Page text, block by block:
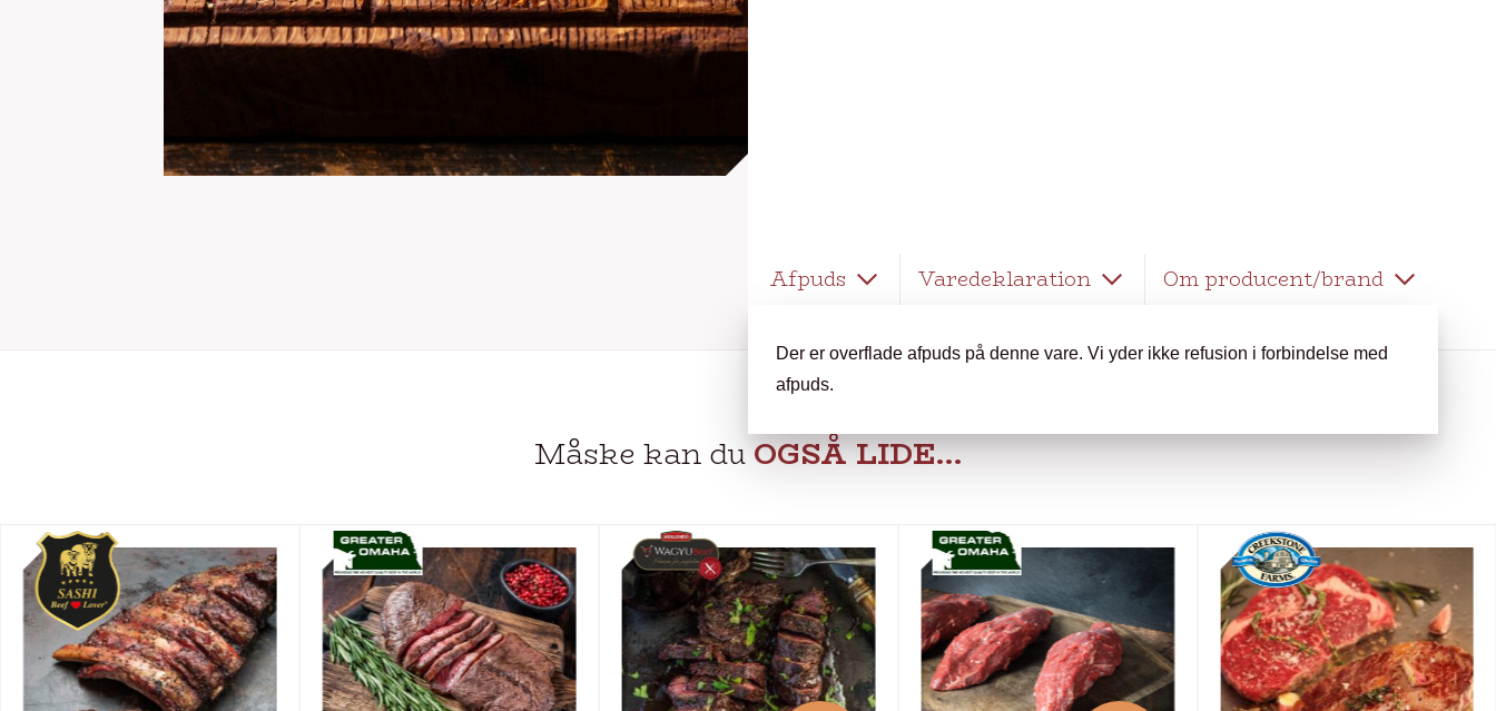
Afpuds Varedeklaration Om producent/brand
Der er overflade afpuds på denne vare. Vi yder ikke refusion i forbindelse med
afpuds.
Måske kan duOGSÅ LIDE…